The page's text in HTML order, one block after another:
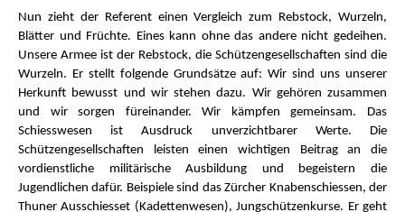
Nun zieht der Referent einen Vergleich zum Rebstock, Wurzeln,
Blätter und Früchte. Eines kann ohne das andere nicht gedeihen.
Unsere Armee ist der Rebstock, die Schützengesellschaften sind die
Wurzeln. Er stellt folgende Grundsätze auf: Wir sind uns unserer
Herkunft bewusst und wir stehen dazu. Wir gehören zusammen
und wir sorgen füreinander. Wir kämpfen gemeinsam. Das
Schiesswesen ist Ausdruck unverzichtbarer Werte. Die
Schützengesellschaften leisten einen wichtigen Beitrag an die
vordienstliche militärische Ausbildung und begeistern die
Jugendlichen dafür. Beispiele sind das Zürcher Knabenschiessen, der
Thuner Ausschiesset (Kadettenwesen), Jungschützenkurse. Er geht